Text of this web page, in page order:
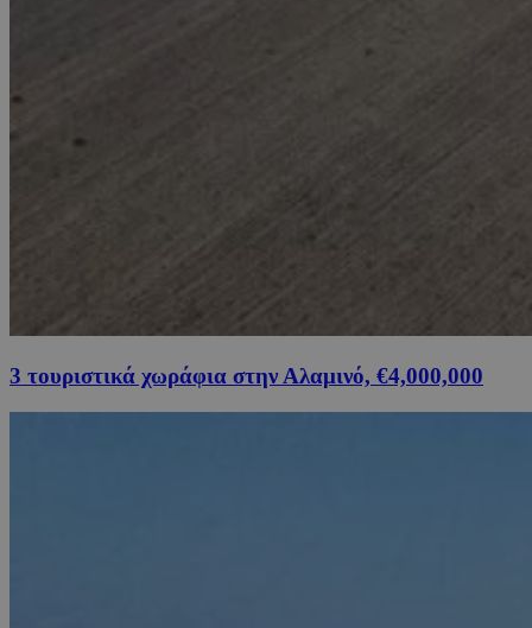
3 τουριστικά χωράφια στην Αλαμινό, €4,000,000